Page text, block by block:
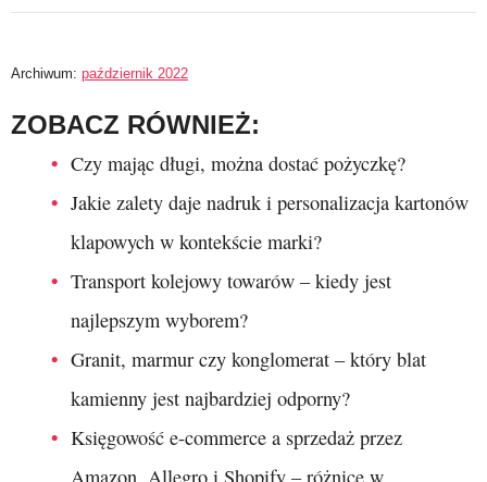
Archiwum: październik 2022
ZOBACZ RÓWNIEŻ:
Czy mając długi, można dostać pożyczkę?
Jakie zalety daje nadruk i personalizacja kartonów
klapowych w kontekście marki?
Transport kolejowy towarów – kiedy jest
najlepszym wyborem?
Granit, marmur czy konglomerat – który blat
kamienny jest najbardziej odporny?
Księgowość e-commerce a sprzedaż przez
Amazon, Allegro i Shopify – różnice w